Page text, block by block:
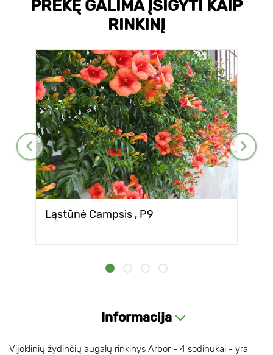
PREKĘ GALIMA ĮSIGYTI KAIP
RINKINĮ
Ląstūnė Campsis , P9
Informacija
Vijoklinių žydinčių augalų rinkinys Arbor - 4 sodinukai - yra